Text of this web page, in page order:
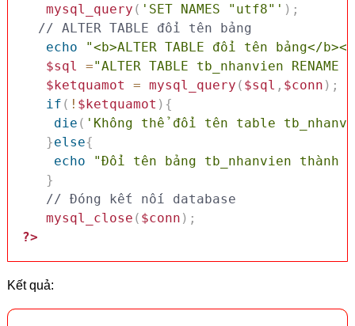
mysql_query ( 'SET NAMES "utf8"' ) ;
// ALTER TABLE đổi tên bảng
echo
"<b>ALTER TABLE đổi tên bảng</
$sql
="ALTER TABLE tb_nhanvien
$ketquamot
= mysql_query ( $sql , $conn ) ;
if ( ! $ketquamot ) {
die ( 'Không thể đổi tên table
}else{
echo
"Đổi tên bảng tb_nhanvien thành
}
// Đóng kết nối database
mysql_close ( $conn ) ;
?>
Kết quả: